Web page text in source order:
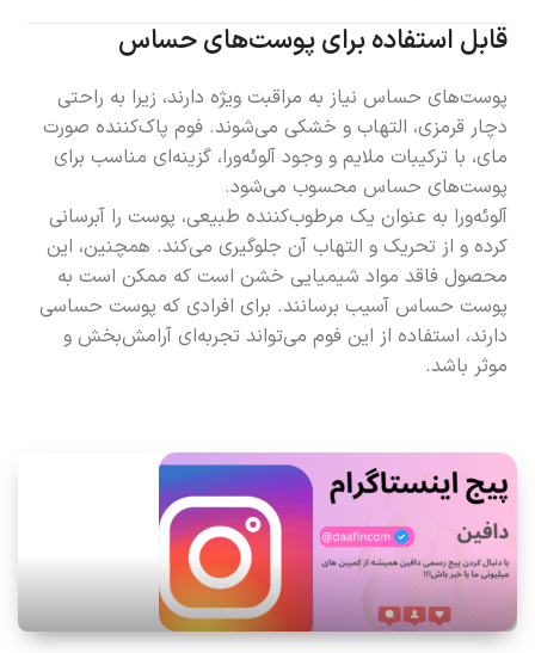
قابل استفاده برای پوست‌های حساس
پوست‌های حساس نیاز به مراقبت ویژه دارند، زیرا به راحتی
دچار قرمزی، التهاب و خشکی می‌شوند. فوم پاک‌کننده صورت
مای، با ترکیبات ملایم و وجود آلوئه‌ورا، گزینه‌ای مناسب برای
پوست‌های حساس محسوب می‌شود.
آلوئه‌ورا به عنوان یک مرطوب‌کننده طبیعی، پوست را آبرسانی
کرده و از تحریک و التهاب آن جلوگیری می‌کند. همچنین، این
محصول فاقد مواد شیمیایی خشن است که ممکن است به
پوست حساس آسیب برسانند. برای افرادی که پوست حساسی
دارند، استفاده از این فوم می‌تواند تجربه‌ای آرامش‌بخش و
موثر باشد.